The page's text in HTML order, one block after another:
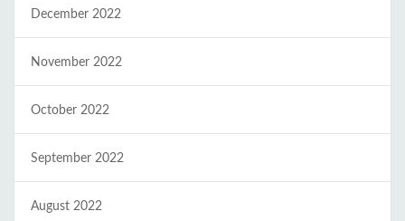
December 2022
November 2022
October 2022
September 2022
August 2022